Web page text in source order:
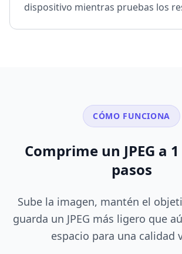
dispositivo mientras pruebas los
CÓMO FUNCIONA
Comprime un JPEG a
pasos
Sube la imagen, mantén el
guarda un JPEG más ligero que
espacio para una calidad